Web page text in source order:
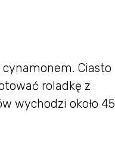
Ciasto
roladkę z
wychodzi około 45